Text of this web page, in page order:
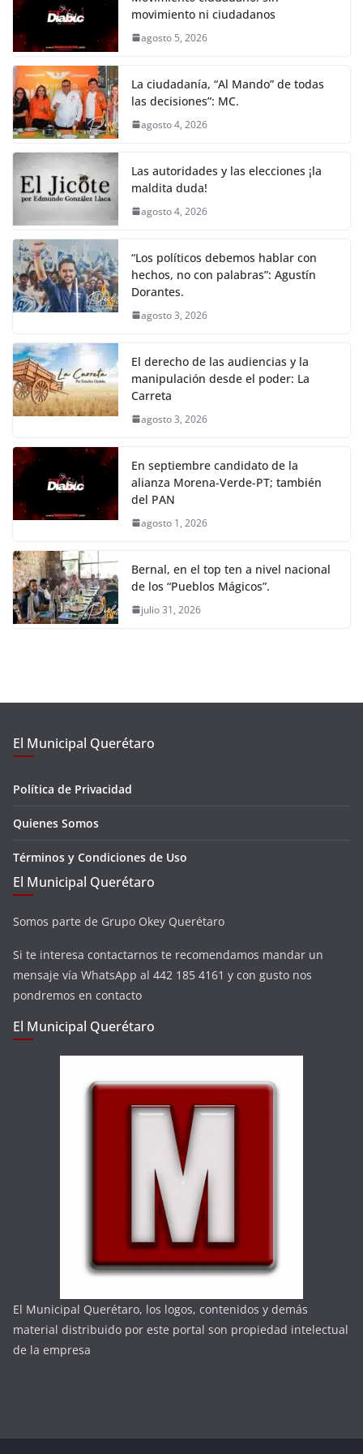
movimiento ni ciudadanos
agosto 5, 2026
La ciudadanía, “Al Mando” de todas
las decisiones”: MC.
agosto 4, 2026
Las autoridades y las elecciones ¡la
maldita duda!
agosto 4, 2026
“Los políticos debemos hablar con
hechos, no con palabras”: Agustín
Dorantes.
agosto 3, 2026
El derecho de las audiencias y la
manipulación desde el poder: La
Carreta
agosto 3, 2026
En septiembre candidato de la
alianza Morena-Verde-PT; también
del PAN
agosto 1, 2026
Bernal, en el top ten a nivel nacional
de los “Pueblos Mágicos”.
julio 31, 2026
El Municipal Querétaro
Política de Privacidad
Quienes Somos
Términos y Condiciones de Uso
El Municipal Querétaro
Somos parte de Grupo Okey Querétaro
Si te interesa contactarnos te recomendamos mandar un
mensaje vía WhatsApp al 442 185 4161 y con gusto nos
pondremos en contacto
El Municipal Querétaro
El Municipal Querétaro, los logos, contenidos y demás
material distribuido por este portal son propiedad intelectual
de la empresa